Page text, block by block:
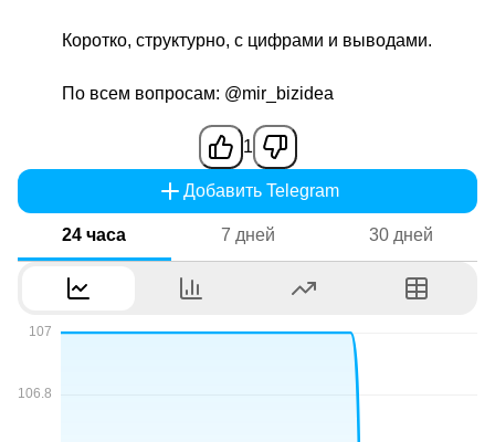
Коротко, структурно, с цифрами и выводами.
По всем вопросам: @mir_bizidea
1
Добавить Telegram
24 часа 7 дней 30 дней